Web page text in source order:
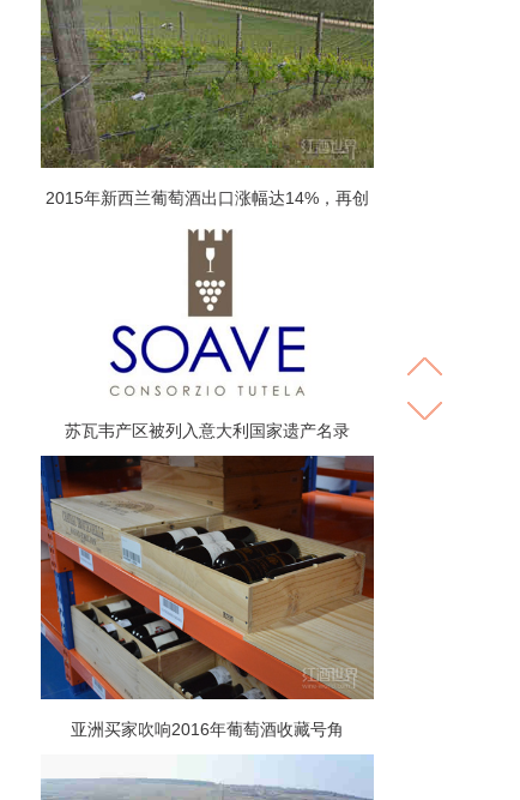
2015年新西兰葡萄酒出口涨幅达14%，再创
苏瓦韦产区被列入意大利国家遗产名录
亚洲买家吹响2016年葡萄酒收藏号角